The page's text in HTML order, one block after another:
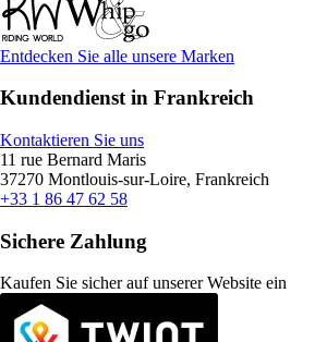
Entdecken Sie alle unsere Marken
Kundendienst in Frankreich
Kontaktieren Sie uns
11 rue Bernard Maris
37270 Montlouis-sur-Loire, Frankreich
+33 1 86 47 62 58
Sichere Zahlung
Kaufen Sie sicher auf unserer Website ein